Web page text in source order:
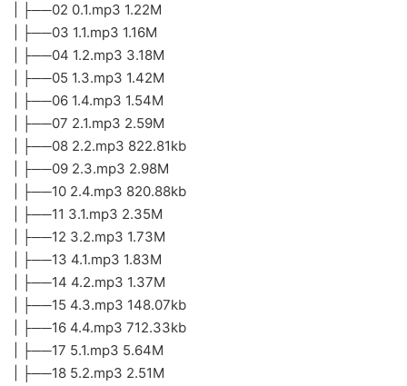
| ├──02 0.1.mp3 1.22M
| ├──03 1.1.mp3 1.16M
| ├──04 1.2.mp3 3.18M
| ├──05 1.3.mp3 1.42M
| ├──06 1.4.mp3 1.54M
| ├──07 2.1.mp3 2.59M
| ├──08 2.2.mp3 822.81kb
| ├──09 2.3.mp3 2.98M
| ├──10 2.4.mp3 820.88kb
| ├──11 3.1.mp3 2.35M
| ├──12 3.2.mp3 1.73M
| ├──13 4.1.mp3 1.83M
| ├──14 4.2.mp3 1.37M
| ├──15 4.3.mp3 148.07kb
| ├──16 4.4.mp3 712.33kb
| ├──17 5.1.mp3 5.64M
| ├──18 5.2.mp3 2.51M